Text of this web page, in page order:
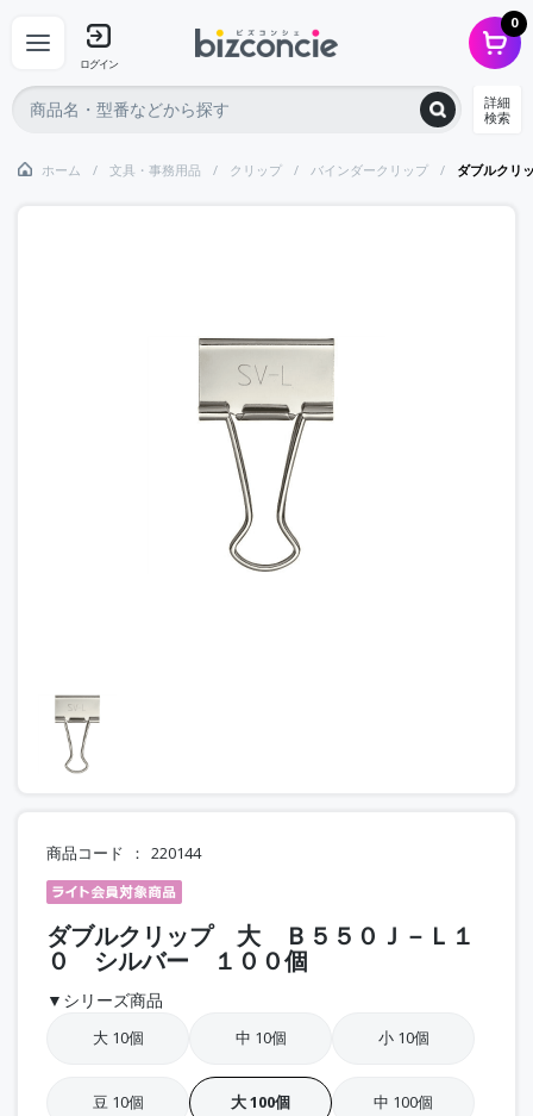
ログイン
0
詳細
検索
ホーム 文具・事務用品 クリップ バインダークリップ ダブルク
商品コード 220144
ダブルクリップ 大 Ｂ５５０Ｊ－Ｌ１
０ シルバー １００個
▼シリーズ商品
大 10個 中 10個 小 10個
豆 10個 大 100個 中 100個